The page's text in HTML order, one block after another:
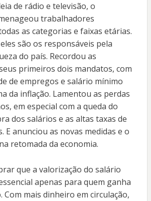
de rádio e televisão, o
trabalhadores
as categorias e faixas etárias.
são os responsáveis pela
do país. Recordou as
primeiros dois mandatos, com
de empregos e salário mínimo
da inflação. Lamentou as perdas
em especial com a queda do
dos salários e as altas taxas de
E anunciou as novas medidas e o
retomada da economia.
que a valorização do salário
apenas para quem ganha
Com mais dinheiro em circulação,